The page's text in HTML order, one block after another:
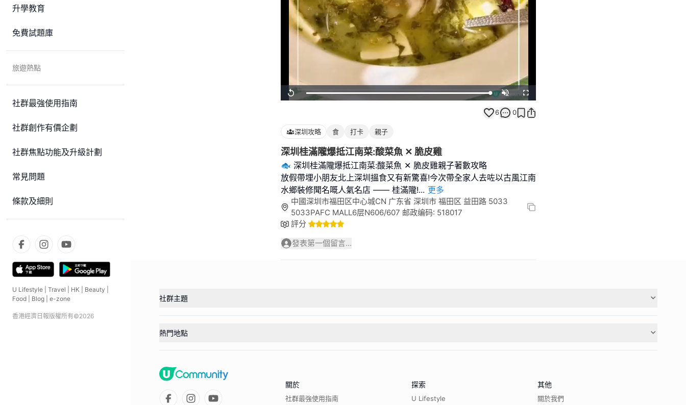
升學教育
免費試題庫
旅遊熱點
社群最強使用指南
社群創作有價企劃
社群焦點功能及升級計劃
常見問題
條款及細則
U Lifestyle Travel HK Beauty
Food
Blog e-zone
香港經濟日報版權所有©2026
Replay Loaded:
100.00%
Unmute Fullscreen
6 0
深圳攻略 食 打卡 親子
深圳桂滿隴爆抵江南菜:酸菜魚 ✕ 脆皮雞
🐟 深圳桂滿隴爆抵江南菜:酸菜魚 ✕ 脆皮雞親子著數攻略
放假帶埋小朋友北上深圳搵食又有新驚喜!今次帶全家人去咗以古風江南
水鄉裝修聞名嘅人氣名店 —— 桂滿隴!... 更多
中國深圳市福田区中心城CN 广东省 深圳市 福田区 益田路 5033
5033PAFC MALL6层N606/607 邮政编码: 518017
評分
發表第一個留言...
社群主題
熱門地點
關於
社群最強使用指南
探索
U Lifestyle
其他
關於我們